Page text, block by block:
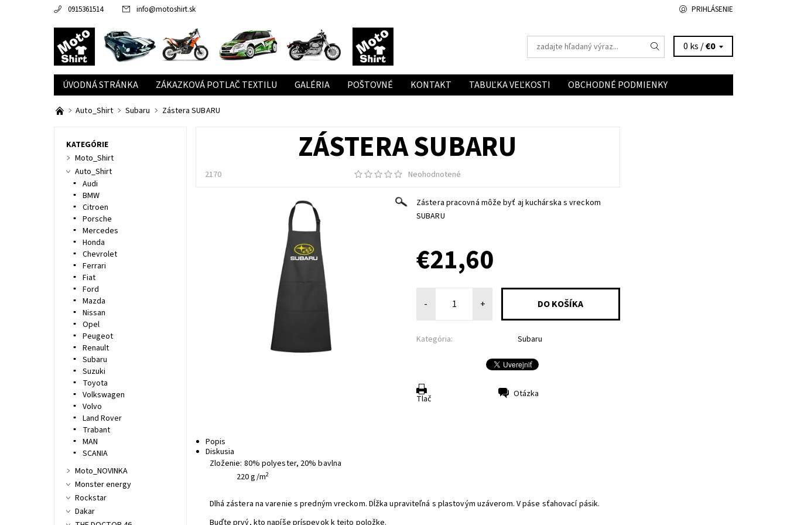
0915361514 info@motoshirt.sk PRIHLÁSENIE
0 ks /€0
ÚVODNÁ STRÁNKA ZÁKAZKOVÁ POTLAČ TEXTILU GALÉRIA POŠTOVNÉ KONTAKT TABUĽKA VEĽKOSTI OBCHODNÉ PODMIENKY
Auto_Shirt Subaru Zástera SUBARU
ZÁSTERA SUBARU
2170 Neohodnotené
Zástera pracovná môže byť aj kuchárska s vreckom
SUBARU
€21,60
- +
Kategória: Subaru
Tlač Otázka
Popis
Diskusia
Zloženie: 80% polyester, 20% bavlna
220 g/m2
Dlhá zástera na varenie s predným vreckom. Dĺžka upraviteľná s plastovým uzáverom. V páse sťahovací pásik.
KATEGÓRIE
Moto_Shirt
Auto_Shirt
Audi
BMW
Citroen
Porsche
Mercedes
Honda
Chevrolet
Ferrari
Fiat
Ford
Mazda
Nissan
Opel
Peugeot
Renault
Subaru
Suzuki
Toyota
Volkswagen
Volvo
Land Rover
Trabant
MAN
SCANIA
Moto_NOVINKA
Monster energy
Rockstar
Dakar